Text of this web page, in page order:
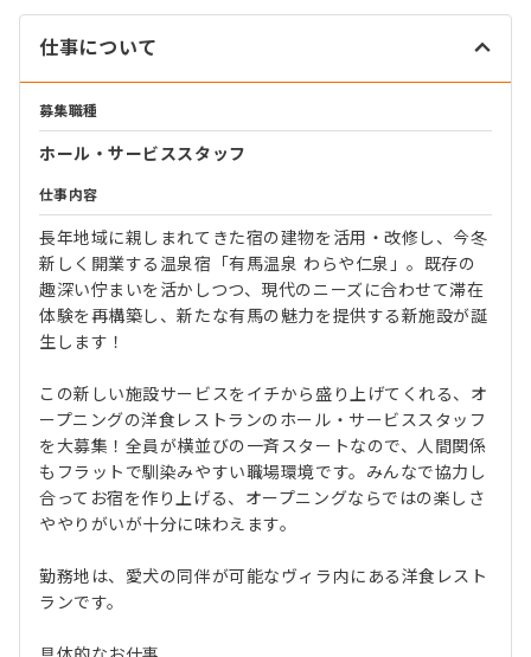
仕事について
募集職種
ホール・サービススタッフ
仕事内容
長年地域に親しまれてきた宿の建物を活用・改修し、今冬
新しく開業する温泉宿「有馬温泉 わらや仁泉」。既存の
趣深い佇まいを活かしつつ、現代のニーズに合わせて滞在
体験を再構築し、新たな有馬の魅力を提供する新施設が誕
生します！
この新しい施設サービスをイチから盛り上げてくれる、オ
ープニングの洋食レストランのホール・サービススタッフ
を大募集！全員が横並びの一斉スタートなので、人間関係
もフラットで馴染みやすい職場環境です。みんなで協力し
合ってお宿を作り上げる、オープニングならではの楽しさ
ややりがいが十分に味わえます。
勤務地は、愛犬の同伴が可能なヴィラ内にある洋食レスト
ランです。